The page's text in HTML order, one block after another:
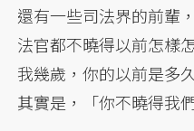
還有一些司法界的前輩
法官都不曉得以前怎樣
我幾歲，你的以前是多
其實是，「你不曉得我